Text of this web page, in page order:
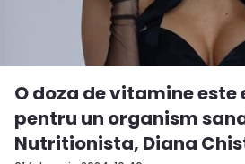
O doza de vitamine este
pentru un organism
Nutritionista, Diana